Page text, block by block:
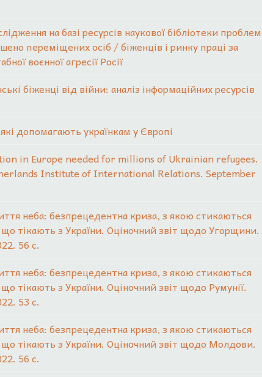
на базі ресурсів наукової бібліотеки проблем
переміщених осіб / біженців і ринку праці за
воєнної агресії Росії
біженці від війни: аналіз інформаційних ресурсів
допомагають українкам у Європі
in Europe needed for millions of Ukrainian refugees.
Institute of International Relations. September
неба: безпрецедентна криза, з якою стикаються
що тікають з України. Оціночний звіт щодо Угорщини.
56 с.
неба: безпрецедентна криза, з якою стикаються
тікають з України. Оціночний звіт щодо Румунії.
53 с.
неба: безпрецедентна криза, з якою стикаються
що тікають з України. Оціночний звіт щодо Молдови.
56 с.